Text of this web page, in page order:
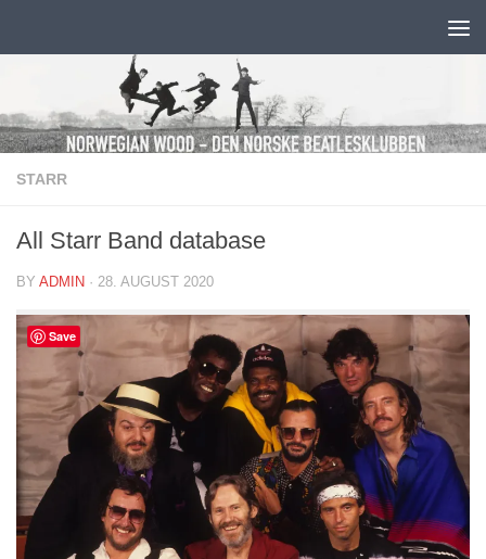
STARR
All Starr Band database
BY ADMIN · 28. AUGUST 2020
Save